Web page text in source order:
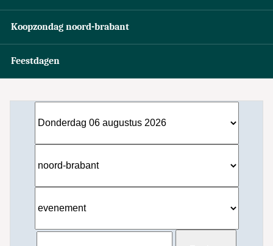
Koopzondag noord-brabant
Feestdagen